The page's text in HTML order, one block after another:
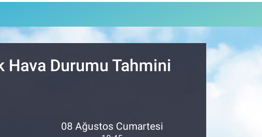
Hava Durumu Tahmini
08 Ağustos Cumartesi